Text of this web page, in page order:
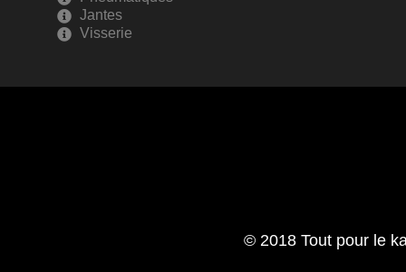
Jantes
Visserie
© 2018 Tout pour le